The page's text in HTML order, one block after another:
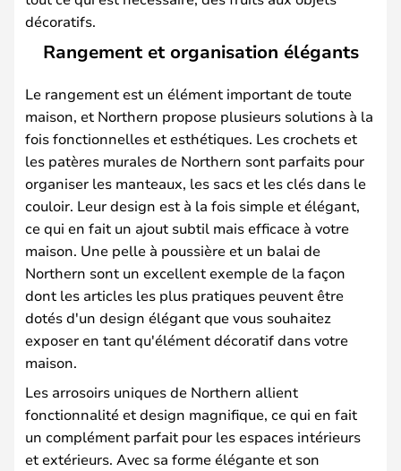
décoratifs.
Rangement et organisation élégants
Le rangement est un élément important de toute
maison, et Northern propose plusieurs solutions à la
fois fonctionnelles et esthétiques. Les crochets et
les patères murales de Northern sont parfaits pour
organiser les manteaux, les sacs et les clés dans le
couloir. Leur design est à la fois simple et élégant,
ce qui en fait un ajout subtil mais efficace à votre
maison. Une pelle à poussière et un balai de
Northern sont un excellent exemple de la façon
dont les articles les plus pratiques peuvent être
dotés d'un design élégant que vous souhaitez
exposer en tant qu'élément décoratif dans votre
maison.
Les arrosoirs uniques de Northern allient
fonctionnalité et design magnifique, ce qui en fait
un complément parfait pour les espaces intérieurs
et extérieurs. Avec sa forme élégante et son